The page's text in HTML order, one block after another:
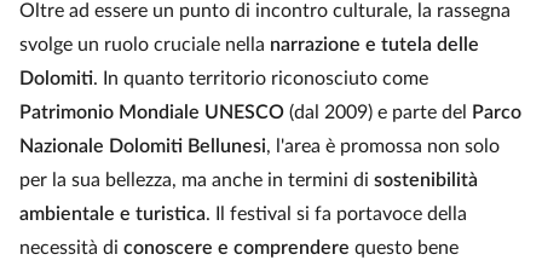
Oltre ad essere un punto di incontro culturale, la rassegna
svolge un ruolo cruciale nella narrazione e tutela delle
Dolomiti. In quanto territorio riconosciuto come
Patrimonio Mondiale UNESCO (dal 2009) e parte del
Parco
Nazionale Dolomiti Bellunesi, l'area è promossa non solo
per la sua bellezza, ma anche in termini di sostenibilità
ambientale e turistica. Il festival si fa portavoce della
necessità di conoscere e comprendere questo bene